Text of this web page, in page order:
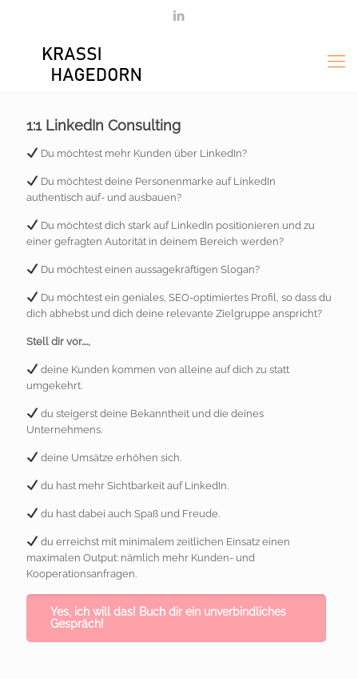
1:1 LinkedIn Consulting
Du möchtest mehr Kunden über LinkedIn?
Du möchtest deine Personenmarke auf LinkedIn
authentisch auf- und ausbauen?
Du möchtest dich stark auf LinkedIn positionieren und zu
einer gefragten Autorität in deinem Bereich werden?
Du möchtest einen aussagekräftigen Slogan?
Du möchtest ein geniales, SEO-optimiertes Profil, so dass du
dich abhebst und dich deine relevante Zielgruppe anspricht?
Stell dir vor....,
deine Kunden kommen von alleine auf dich zu statt
umgekehrt.
du steigerst deine Bekanntheit und die deines
Unternehmens.
deine Umsätze erhöhen sich.
du hast mehr Sichtbarkeit auf LinkedIn.
du hast dabei auch Spaß und Freude.
du erreichst mit minimalem zeitlichen Einsatz einen
maximalen Output: nämlich mehr Kunden- und
Kooperationsanfragen.
Yes, ich will das! Buch dir ein unverbindliches
Gespräch!